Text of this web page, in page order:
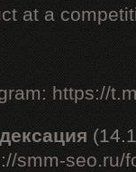
at a
https://
smm-